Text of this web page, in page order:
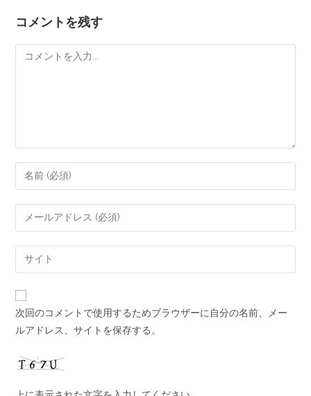
コメントを残す
次回のコメントで使用するためブラウザーに自分の名前、メー
ルアドレス、サイトを保存する。